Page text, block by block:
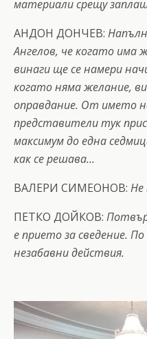
материали срещу
АНДОН ДОНЧЕВ:
Ангелов, че когато има
винаги ще се намери
когато няма желание,
оправдание. От името
представители тук
максимум до една
как се решава…
ВАЛЕРИ СИМЕОНОВ: Не
ПЕТКО ДОЙКОВ:
е прието за сведение.
незабавни действия.